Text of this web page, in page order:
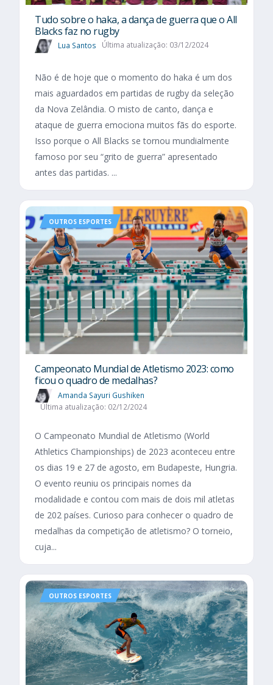
Tudo sobre o haka, a dança de guerra que o All
Blacks faz no rugby
Lua Santos Última atualização: 03/12/2024
Não é de hoje que o momento do haka é um dos
mais aguardados em partidas de rugby da seleção
da Nova Zelândia. O misto de canto, dança e
ataque de guerra emociona muitos fãs do esporte.
Isso porque o All Blacks se tornou mundialmente
famoso por seu “grito de guerra” apresentado
antes das partidas. ...
OUTROS ESPORTES
Campeonato Mundial de Atletismo 2023: como
ficou o quadro de medalhas?
Amanda Sayuri Gushiken
Última atualização: 02/12/2024
O Campeonato Mundial de Atletismo (World
Athletics Championships) de 2023 aconteceu entre
os dias 19 e 27 de agosto, em Budapeste, Hungria.
O evento reuniu os principais nomes da
modalidade e contou com mais de dois mil atletas
de 202 países. Curioso para conhecer o quadro de
medalhas da competição de atletismo? O torneio,
cuja...
OUTROS ESPORTES